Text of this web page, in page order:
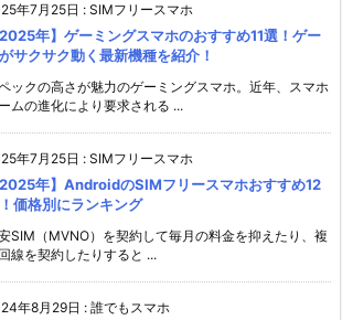
年7月25日 : SIMフリースマホ
2025年】ゲーミングスマホのおすすめ11選！ゲー
サクサク動く最新機種を紹介！
ックの高さが魅力のゲーミングスマホ。近年、スマホ
ムの進化により要求される ...
年7月25日 : SIMフリースマホ
2025年】AndroidのSIMフリースマホおすすめ12
価格別にランキング
SIM（MVNO）を契約して毎月の料金を抑えたり、複
線を契約したりすると ...
年8月29日 : 誰でもスマホ